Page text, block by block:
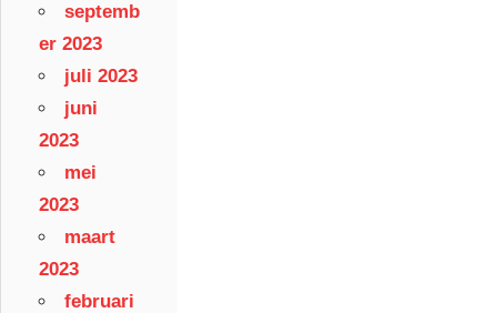
septemb
er 2023
juli 2023
juni
2023
mei
2023
maart
2023
februari